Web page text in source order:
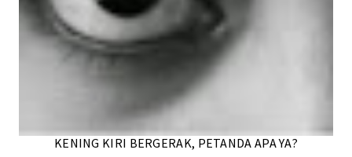
KENING KIRI BERGERAK, PETANDA APA YA?